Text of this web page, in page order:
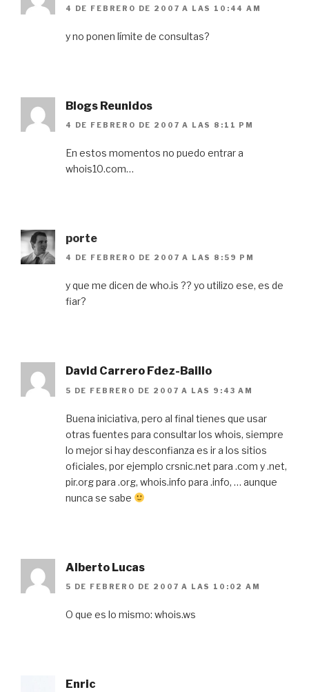
4 DE FEBRERO DE 2007 A LAS 10:44 AM
y no ponen límite de consultas?
Blogs Reunidos
4 DE FEBRERO DE 2007 A LAS 8:11 PM
En estos momentos no puedo entrar a
whois10.com…
porte
4 DE FEBRERO DE 2007 A LAS 8:59 PM
y que me dicen de who.is ?? yo utilizo ese, es de
fiar?
David Carrero Fdez-Baillo
5 DE FEBRERO DE 2007 A LAS 9:43 AM
Buena iniciativa, pero al final tienes que usar
otras fuentes para consultar los whois, siempre
lo mejor si hay desconfianza es ir a los sitios
oficiales, por ejemplo crsnic.net para .com y .net,
pir.org para .org, whois.info para .info, … aunque
nunca se sabe
Alberto Lucas
5 DE FEBRERO DE 2007 A LAS 10:02 AM
O que es lo mismo: whois.ws
Enric